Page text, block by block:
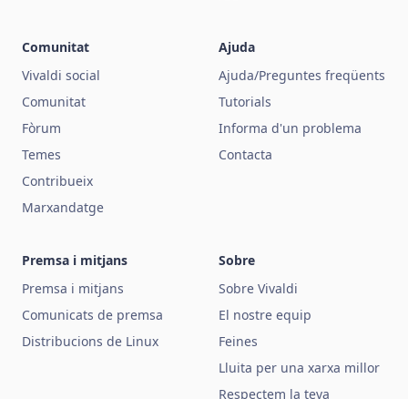
Comunitat
Vivaldi social
Comunitat
Fòrum
Temes
Contribueix
Marxandatge
Ajuda
Ajuda/Preguntes freqüents
Tutorials
Informa d'un problema
Contacta
Premsa i mitjans
Premsa i mitjans
Comunicats de premsa
Distribucions de Linux
Sobre
Sobre Vivaldi
El nostre equip
Feines
Lluita per una xarxa millor
Respectem la teva